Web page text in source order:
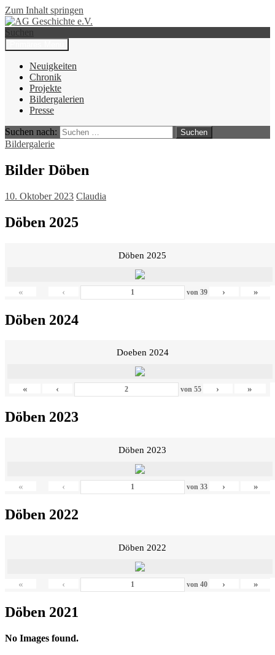
Zum Inhalt springen
AG Geschichte e.V.
Suchen
Neuigkeiten
Chronik
Projekte
Bildergalerien
Presse
Suchen nach:
Bildergalerie
Bilder Döben
10. Oktober 2023 Claudia
Döben 2025
Döben 2025
« ‹ von 39 › »
Döben 2024
Doeben 2024
« ‹ von 55 › »
Döben 2023
Döben 2023
« ‹ von 33 › »
Döben 2022
Döben 2022
« ‹ von 40 › »
Döben 2021
No Images found.